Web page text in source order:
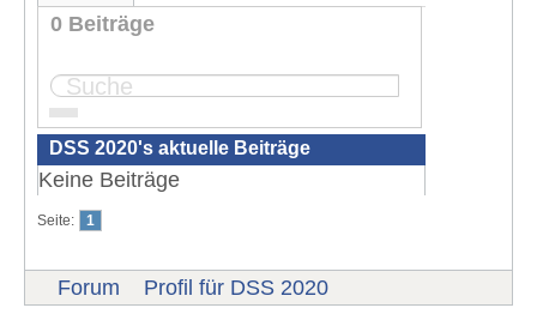
0 Beiträge
Seite:
DSS 2020's aktuelle Beiträge
Keine Beiträge
Seite: 1
Forum Profil für DSS 2020